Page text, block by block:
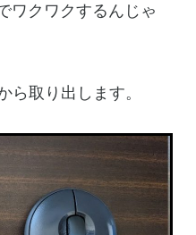
ワクワクするんじゃ
ら取り出します。